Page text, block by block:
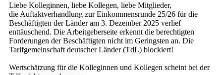
Liebe Kolleginnen, liebe Kollegen, liebe Mitglieder,
die Auftaktverhandlung zur Einkommensrunde 25/26 für die
Beschäftigten der Länder am 3. Dezember 2025 verlief
enttäuschend. Die Arbeitgeberseite erkennt die berechtigten
Forderungen der Beschäftigten nicht im Geringsten an. Die
Tarifgemeinschaft deutscher Länder (TdL) blockiert!
Wertschätzung für die Kolleginnen und Kollegen scheint bei der